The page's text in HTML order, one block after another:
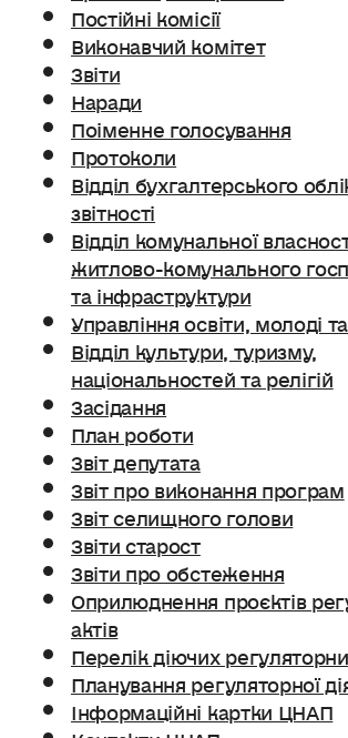
Постійні комісії
Виконавчий комітет
Звіти
Наради
Поіменне голосування
Протоколи
Відділ бухгалтерського
звітності
Відділ комунальної
житлово-комунального
та інфраструктури
Управління освіти, молоді
Відділ культури, туризму,
національностей та релігій
Засідання
План роботи
Звіт депутата
Звіт про виконання програм
Звіт селищного голови
Звіти старост
Звіти про обстеження
Оприлюднення проєктів
актів
Перелік діючих
Планування регуляторної
Інформаційні картки ЦНАП